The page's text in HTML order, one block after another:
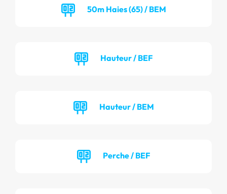
50m Haies (65) / BEM
Hauteur / BEF
Hauteur / BEM
Perche / BEF